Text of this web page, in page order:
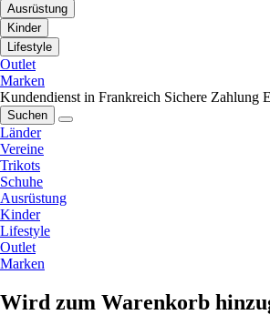
Ausrüstung
Kinder
Lifestyle
Outlet
Marken
Kundendienst in Frankreich Sichere Zahlung
Suchen
Länder
Vereine
Trikots
Schuhe
Ausrüstung
Kinder
Lifestyle
Outlet
Marken
Wird zum Warenkorb